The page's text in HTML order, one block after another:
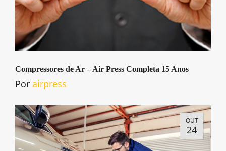
Compressores de Ar – Air Press Completa 15 Anos
Por airpress
OUT
24